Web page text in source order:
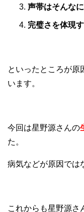
声帯はそんな
完璧さを体現
といったところが原
います。
今回は星野源さんの
た。
病気などが原因では
これからも星野源さ